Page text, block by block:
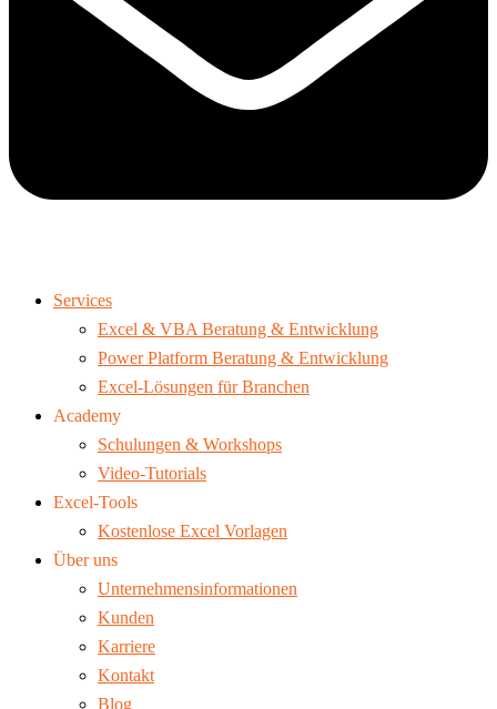
Services
Excel & VBA Beratung & Entwicklung
Power Platform Beratung & Entwicklung
Excel-Lösungen für Branchen
Academy
Schulungen & Workshops
Video-Tutorials
Excel-Tools
Kostenlose Excel Vorlagen
Über uns
Unternehmensinformationen
Kunden
Karriere
Kontakt
Blog